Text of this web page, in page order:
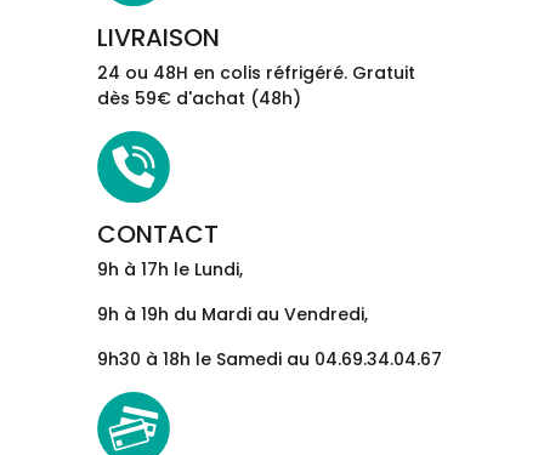
LIVRAISON
24 ou 48H en colis réfrigéré. Gratuit
dès 59€ d'achat (48h)
CONTACT
9h à 17h le Lundi,
9h à 19h du Mardi au Vendredi,
9h30 à 18h le Samedi au 04.69.34.04.67